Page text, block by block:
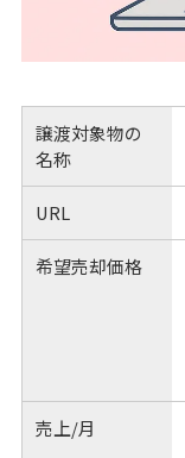
譲渡対象物の
名称
URL
希望売却価格
売上/月